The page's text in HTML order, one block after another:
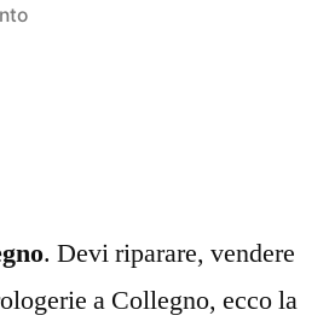
su
. Devi riparare, vendere
a Collegno, ecco la